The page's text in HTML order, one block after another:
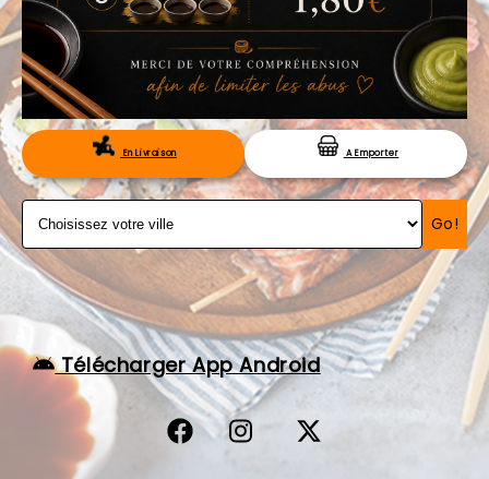
VOS AVIS
MENTIONS LÉGALES
C.G.V
RÉSERVATIONEn Livraison A Emporter
Go!
Télécharger App Android